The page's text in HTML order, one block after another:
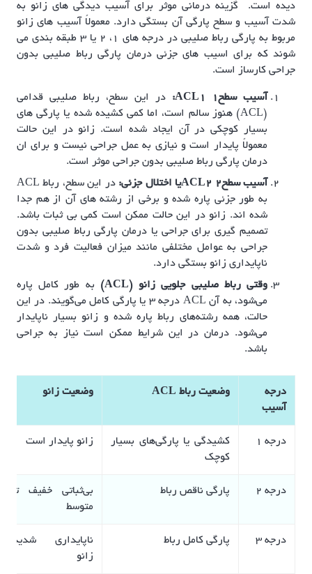
دیده است. گزینه درمانی موثر برای آسیب دیدگی های زانو به
شدت آسیب و سطح پارگی آن بستگی دارد. معمولاً آسیب های زانو
مربوط به پارگی رباط صلیبی در درجه های ۱، ۲ یا ۳ طبقه بندی می
شوند که برای اسیب های جزئی درمان پارگی رباط صلیبی بدون
جراحی کارساز است.
آسیب سطح1 ACL1:
در این سطح، رباط صلیبی قدامی
(ACL) هنوز سالم است، اما کمی کشیده شده یا پارگی های
بسیار کوچکی در آن ایجاد شده است. زانو در این حالت
معمولاً پایدار است و نیازی به عمل جراحی نیست و برای ان
درمان پارگی رباط صلیبی بدون جراحی موثر است.
آسیب سطح2 ACL2یا اختلال جزئی:
در این سطح، رباط ACL
به طور جزئی پاره شده و برخی از رشته های آن از هم جدا
شده اند. زانو در این حالت ممکن است کمی بی ثبات باشد.
تصمیم گیری برای جراحی یا درمان پارگی رباط صلیبی بدون
جراحی به عوامل مختلفی مانند میزان فعالیت فرد و شدت
ناپایداری زانو بستگی دارد.
وقتی رباط صلیبی جلویی زانو (ACL)
به طور کامل پاره
می‌شود، به آن ACL درجه 3 یا پارگی کامل می‌گویند. در این
حالت، همه رشته‌های رباط پاره شده و زانو بسیار ناپایدار
می‌شود. درمان در این شرایط ممکن است نیاز به جراحی
باشد.
درجه
آسیب
وضعیت رباط ACL وضعیت زانو
درجه ۱
کشیدگی یا پارگی‌های بسیار
کوچک
زانو پایدار است
درجه ۲ پارگی ناقص رباط
بی‌ثباتی خفیف تا
متوسط
درجه ۳ پارگی کامل رباط
ناپایداری شدید
زانو